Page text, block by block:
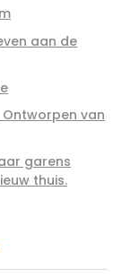
aan de
van
garens
thuis.